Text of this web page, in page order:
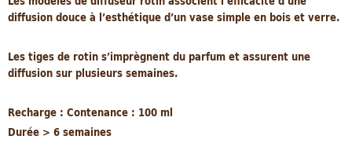
diffusion douce à l’esthétique d’un vase simple en bois et verre.
Les tiges de rotin s’imprègnent du parfum et assurent une
diffusion sur plusieurs semaines.
Recharge : Contenance : 100 ml
Durée > 6 semaines